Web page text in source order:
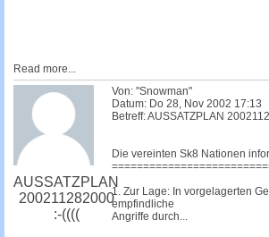
Read more...
AUSSATZPLAN
200211282000
:-((((
Von: "Snowman"
Datum: Do 28, Nov 2002 17:13
Betreff: AUSSATZPLAN
Die vereinten Sk8 Nationen
1. Zur Lage: In vorgelagerten
empfindliche
Angriffe durch...